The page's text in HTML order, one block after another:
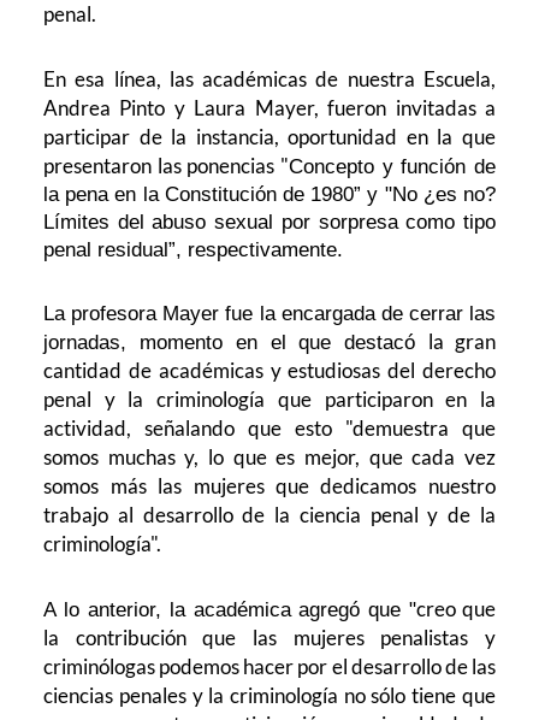
penal.
En esa línea, las académicas de nuestra Escuela,
Andrea Pinto y Laura Mayer, fueron invitadas a
participar de la instancia, oportunidad en la que
presentaron las ponencias "Concepto y función de
la pena en la Constitución de 1980” y "No ¿es no?
Límites del abuso sexual por sorpresa como tipo
penal residual”, respectivamente.
La profesora Mayer fue la encargada de cerrar las
jornadas, momento en el que destacó la gran
cantidad de académicas y estudiosas del derecho
penal y la criminología que participaron en la
actividad, señalando que esto "demuestra que
somos muchas y, lo que es mejor, que cada vez
somos más las mujeres que dedicamos nuestro
trabajo al desarrollo de la ciencia penal y de la
criminología".
A lo anterior, la académica agregó que "creo que
la contribución que las mujeres penalistas y
criminólogas podemos hacer por el desarrollo de las
ciencias penales y la criminología no sólo tiene que